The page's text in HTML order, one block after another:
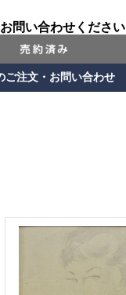
お問い合わせください